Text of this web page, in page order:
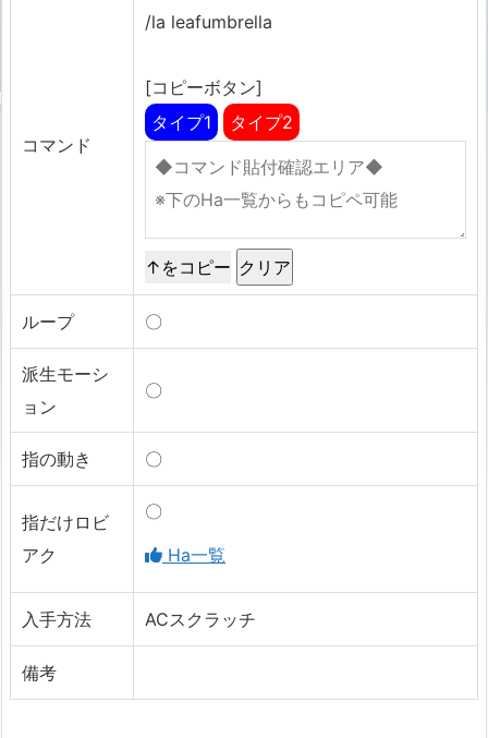
コマンド
/la leafumbrella
[コピーボタン]
タイプ1
タイプ2
↑をコピー
ループ 〇
派生モーシ
ョン
〇
指の動き 〇
指だけロビ
アク
〇
Ha一覧
入手方法 ACスクラッチ
備考